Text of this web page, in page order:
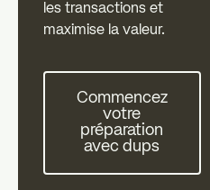
les transactions et
maximise la valeur.
Commencez votre
Commencez
votre
préparation
avec dups